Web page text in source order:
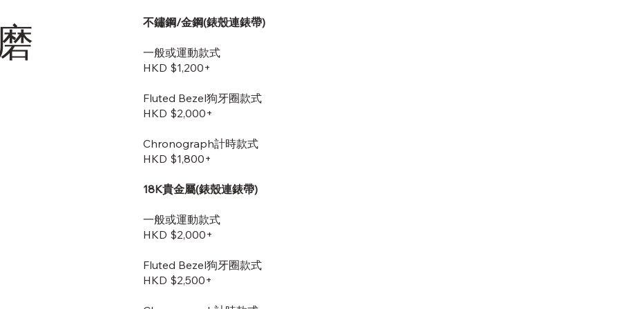
不鏽鋼/金鋼(錶殼連錶帶)
一般或運動款式
HKD $1,200+
Fluted Bezel狗牙圈款式
HKD $2,000+
Chronograph計時款式
HKD $1,800+
18K貴金屬(錶殼連錶帶)
一般或運動款式
HKD $2,000+
Fluted Bezel狗牙圈款式
HKD $2,500+